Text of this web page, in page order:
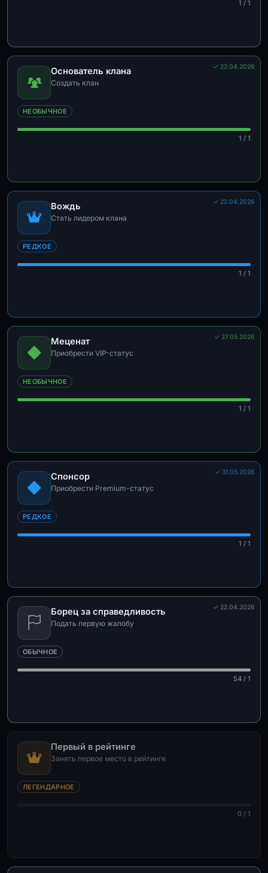
1 / 1
✓ 22.04.2026
Основатель клана
Создать клан
НЕОБЫЧНОЕ
1 / 1
✓ 22.04.2026
Вождь
Стать лидером клана
РЕДКОЕ
1 / 1
✓ 27.05.2026
Меценат
Приобрести VIP-статус
НЕОБЫЧНОЕ
1 / 1
✓ 31.05.2026
Спонсор
Приобрести Premium-статус
РЕДКОЕ
1 / 1
✓ 22.04.2026
Борец за справедливость
Подать первую жалобу
ОБЫЧНОЕ
54 / 1
Первый в рейтинге
Занять первое место в рейтинге
ЛЕГЕНДАРНОЕ
0 / 1